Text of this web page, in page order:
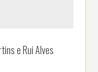
e Rui Alves